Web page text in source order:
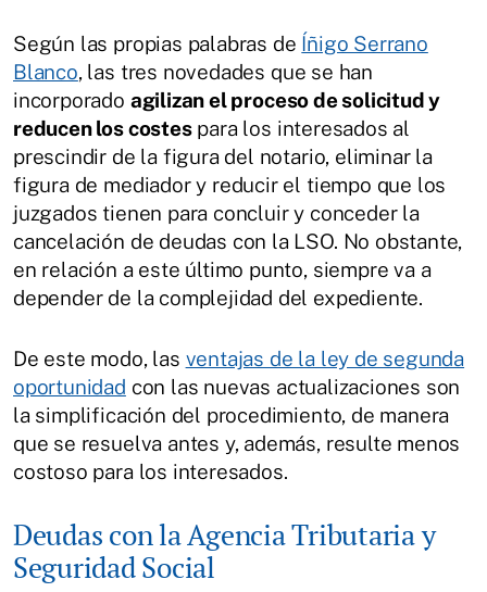
Según las propias palabras de Íñigo Serrano
Blanco, las tres novedades que se han
incorporado agilizan el proceso de solicitud y
reducen los costespara los interesados al
prescindir de la figura del notario, eliminar la
figura de mediador y reducir el tiempo que los
juzgados tienen para concluir y conceder la
cancelación de deudas con la LSO. No obstante,
en relación a este último punto, siempre va a
depender de la complejidad del expediente.
De este modo, las ventajas de la ley de segunda
oportunidad con las nuevas actualizaciones son
la simplificación del procedimiento, de manera
que se resuelva antes y, además, resulte menos
costoso para los interesados.
Deudas con la Agencia Tributaria y
Seguridad Social